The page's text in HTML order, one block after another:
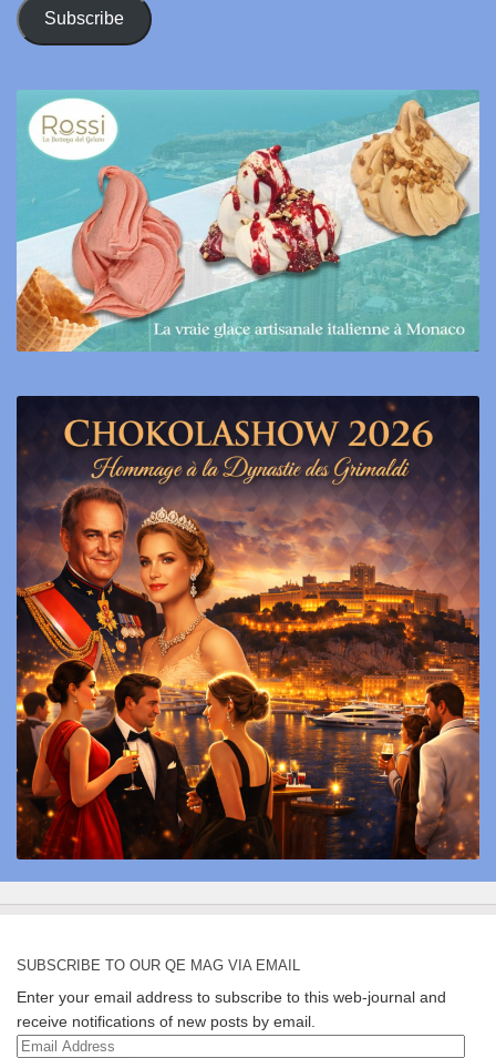
Address
Subscribe
SUBSCRIBE TO OUR QE MAG VIA EMAIL
Enter your email address to subscribe to this web-journal and
receive notifications of new posts by email.
Email